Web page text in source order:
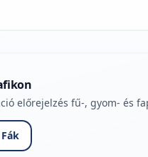
előrejelzés fű-, gyom- és
Fák